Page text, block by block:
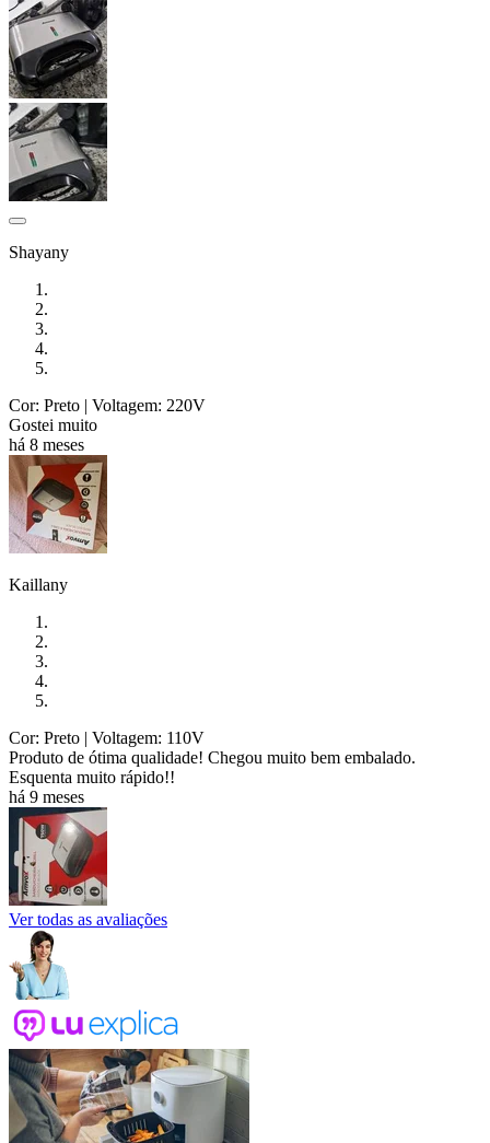
Shayany
Cor: Preto | Voltagem: 220V
Gostei muito
há 8 meses
Kaillany
Cor: Preto | Voltagem: 110V
Produto de ótima qualidade! Chegou muito bem embalado.
Esquenta muito rápido!!
há 9 meses
Ver todas as avaliações